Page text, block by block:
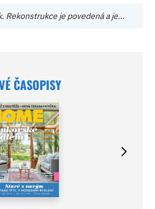
Rekonstrukce je povedená a je…
ČASOPISY